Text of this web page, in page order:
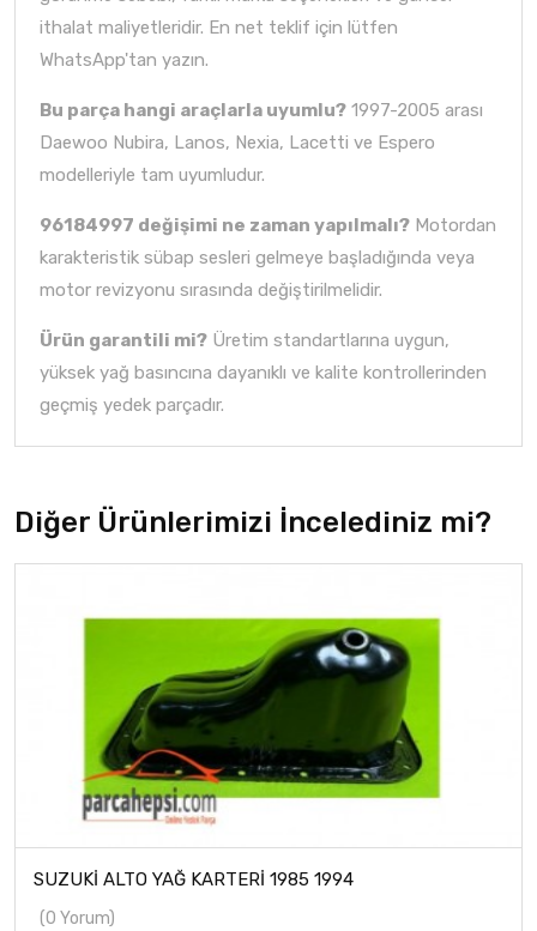
ithalat maliyetleridir. En net teklif için lütfen
WhatsApp'tan yazın.
Bu parça hangi araçlarla uyumlu? 1997-2005 arası
Daewoo Nubira, Lanos, Nexia, Lacetti ve Espero
modelleriyle tam uyumludur.
96184997 değişimi ne zaman yapılmalı? Motordan
karakteristik sübap sesleri gelmeye başladığında veya
motor revizyonu sırasında değiştirilmelidir.
Ürün garantili mi? Üretim standartlarına uygun,
yüksek yağ basıncına dayanıklı ve kalite kontrollerinden
geçmiş yedek parçadır.
Diğer Ürünlerimizi İncelediniz mi?
SUZUKİ ALTO YAĞ KARTERİ 1985 1994
(0 Yorum)